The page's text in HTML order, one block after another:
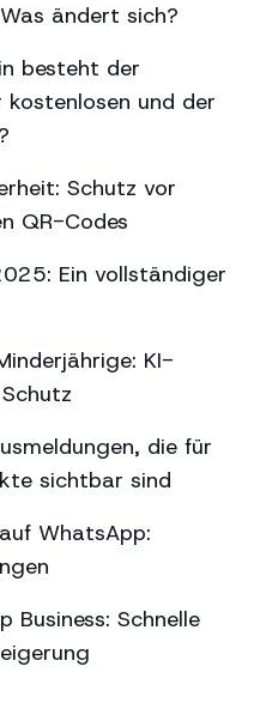
ändert sich?
besteht der
kostenlosen und der
Schutz vor
QR-Codes
Ein vollständiger
KI-
die für
sichtbar sind
WhatsApp:
Business: Schnelle